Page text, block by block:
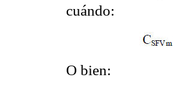
cuándo:
O bien: